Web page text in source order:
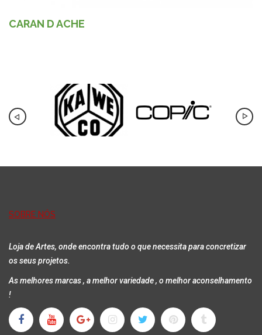
CARAN D ACHE
SOBRE NÓS
Loja de Artes, onde encontra tudo o que necessita para concretizar
os seus projetos.
As melhores marcas , a melhor variedade , o melhor aconselhamento
!